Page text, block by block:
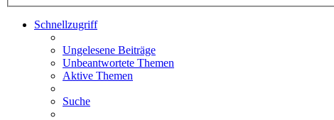
Schnellzugriff
Ungelesene Beiträge
Unbeantwortete Themen
Aktive Themen
Suche